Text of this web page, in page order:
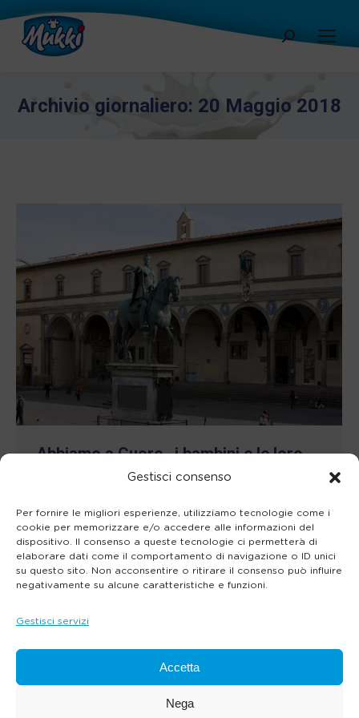
Gestisci consenso
Per fornire le migliori esperienze, utilizziamo tecnologie come i
cookie per memorizzare e/o accedere alle informazioni del
dispositivo. Il consenso a queste tecnologie ci permetterà di
elaborare dati come il comportamento di navigazione o ID unici
su questo sito. Non acconsentire o ritirare il consenso può influire
negativamente su alcune caratteristiche e funzioni.
Gestisci servizi
Accetta
Nega
Cerca:
Archivio giornaliero: 20 Maggio 2018
Abbiamo a Cuore…i bambini e le loro
Eventi Di Dario Megna 20 Maggio 2018
Open Day all’Istituto degli Innocenti, due
itinerari di visita gratuiti per famiglie alla
scoperta del mondo delle balie e
essenziale alla crescita dei bambini di ieri e
di oggi, attraverso due itinerari di visita
gratuiti per famiglie alla scoperta del mondo